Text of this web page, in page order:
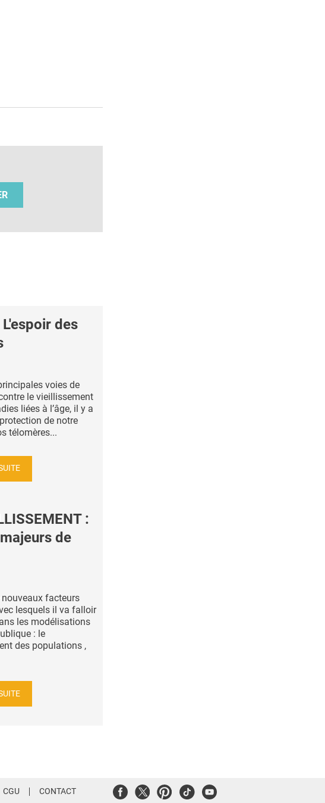
L'espoir des
voies de
le vieillissement
liées à l’âge, il y a
de notre
télomères...
:
de
nouveaux facteurs
lesquels il va falloir
les modélisations
: le
des populations ,
CGU CONTACT FacebookTwitterPinterest
TiktokYoutube